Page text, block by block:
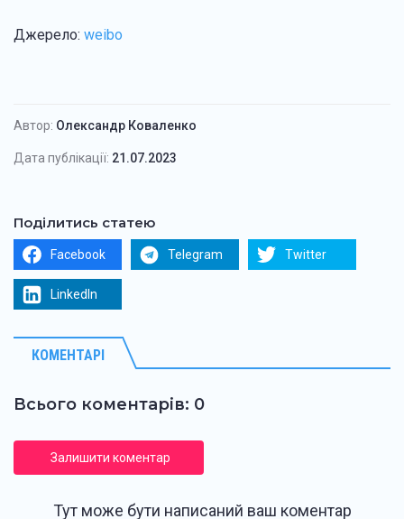
Джерело: weibo
Автор: Олександр Коваленко
Дата публікації: 21.07.2023
Поділитись статею
Facebook Telegram Twitter
LinkedIn
КОМЕНТАРІ
Всього коментарів: 0
Залишити коментар
Тут може бути написаний ваш коментар